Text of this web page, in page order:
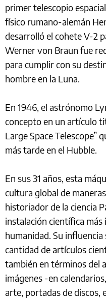
primer telescopio
físico rumano-alemán
desarrolló el cohete V-2
Werner von Braun fue
para cumplir con su
hombre en la Luna.
En 1946, el astrónomo
concepto en un artículo
Large Space Telescope”
más tarde en el Hubble.
En sus 31 años, esta
cultura global de
historiador de la ciencia
instalación científica
humanidad. Su
cantidad de artículos
también en términos del
imágenes -en
arte, portadas de discos,